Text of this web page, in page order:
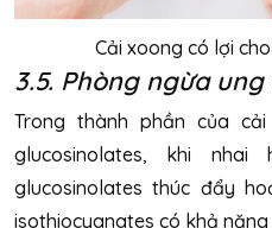
Cải xoong có lợi
3.5. Phòng ngừa
Trong thành phần của
glucosinolates, khi
glucosinolates thúc đẩy
isothiocyanates có khả